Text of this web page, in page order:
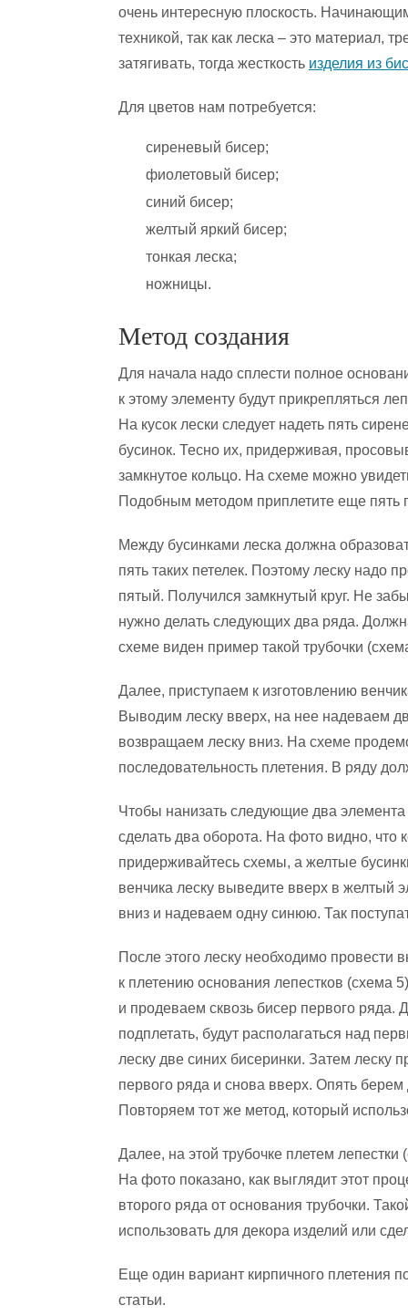
очень интересную плоскость.
техникой, так как леска – это материал,
затягивать, тогда жесткость изделия из
Для цветов нам потребуется:
сиреневый бисер;
фиолетовый бисер;
синий бисер;
желтый яркий бисер;
тонкая леска;
ножницы.
Метод создания
Для начала надо сплести полное
к этому элементу будут прикрепляться
На кусок лески следует надеть пять
бусинок. Тесно их, придерживая,
замкнутое кольцо. На схеме можно
Подобным методом приплетите еще пять
Между бусинками леска должна
пять таких петелек. Поэтому леску надо
пятый. Получился замкнутый круг. Не
нужно делать следующих два ряда.
схеме виден пример такой трубочки
Далее, приступаем к изготовлению
Выводим леску вверх, на нее надеваем
возвращаем леску вниз. На схеме
последовательность плетения. В ряду
Чтобы нанизать следующие два
сделать два оборота. На фото видно, что
придерживайтесь схемы, а желтые
венчика леску выведите вверх в
вниз и надеваем одну синюю. Так
После этого леску необходимо провести
к плетению основания лепестков (схема
и продеваем сквозь бисер первого ряда.
подплетать, будут располагаться над
леску две синих бисеринки. Затем леску
первого ряда и снова вверх. Опять
Повторяем тот же метод, который
Далее, на этой трубочке плетем
На фото показано, как выглядит этот
второго ряда от основания трубочки.
использовать для декора изделий или
Еще один вариант кирпичного плетения
статьи.